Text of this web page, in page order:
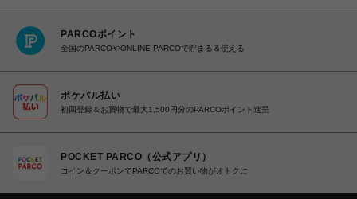
PARCOポイント
全国のPARCOやONLINE PARCOで貯まる＆使える
ポケパル払い
初回登録＆お買物で最大1,500円分のPARCOポイント進呈
POCKET PARCO（公式アプリ）
コイン＆クーポンでPARCOでのお買い物がオトクに